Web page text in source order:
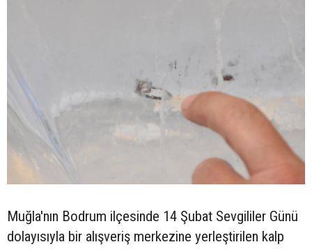
Muğla'nın Bodrum ilçesinde 14 Şubat Sevgililer Günü
dolayısıyla bir alışveriş merkezine yerleştirilen kalp